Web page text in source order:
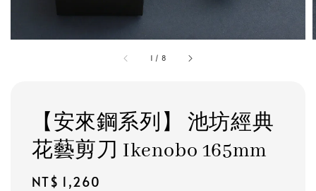
1 / 8
【安來鋼系列】 池坊經典
花藝剪刀 Ikenobo 165mm
Regular
NT$ 1,260